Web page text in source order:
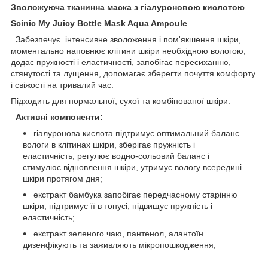
Зволожуюча тканинна маска з гіалуроновою кислотою
Scinic My Juicy Bottle Mask Aqua Ampoule
Забезпечує інтенсивне зволоження і пом'якшення шкіри,
моментально наповнює клітини шкіри необхідною вологою,
додає пружності і еластичності, запобігає пересиханню,
стянутості та лущення, допомагає зберегти почуття комфорту
і свіжості на тривалий час.
Підходить для нормальної, сухої та комбінованої шкіри.
Активні компоненти:
гіалуронова кислота підтримує оптимальний баланс
вологи в клітинах шкіри, зберігає пружність і
еластичність, регулює водно-сольовий баланс і
стимулює відновлення шкіри, утримує вологу всередині
шкіри протягом дня;
екстракт бамбука запобігає передчасному старінню
шкіри, підтримує її в тонусі, підвищує пружність і
еластичність;
екстракт зеленого чаю, пантенол, алантоїн
дизенфікують та заживляють мікропошкодження;